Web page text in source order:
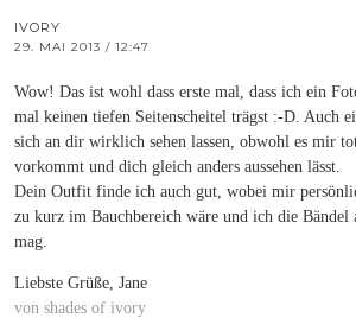
IVORY
29. MAI 2013 / 12:47
Wow! Das ist wohl dass erste mal, dass ich ein
mal keinen tiefen Seitenscheitel trägst :-D. Auch
sich an dir wirklich sehen lassen, obwohl es mir
vorkommt und dich gleich anders aussehen lässt.
Dein Outfit finde ich auch gut, wobei mir
zu kurz im Bauchbereich wäre und ich die Bändel
mag.
Liebste Grüße, Jane
von shades of ivory